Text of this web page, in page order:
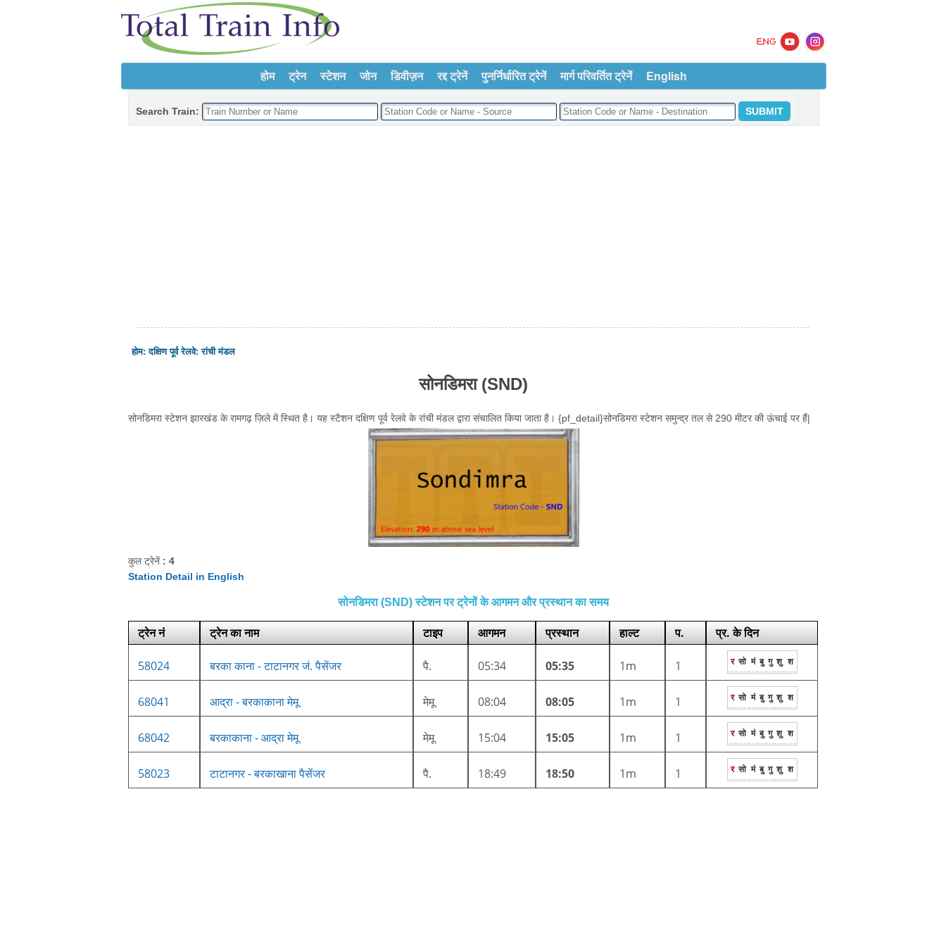
होम ट्रेन स्टेशन जोन डिवीज़न रद्द ट्रेनें पुनर्निर्धारित ट्रेनें मार्ग परिवर्तित ट्रेनें English
Search Train:
होम:दक्षिण पूर्व रेलवे:रांची मंडल
सोनडिमरा (SND)
सोनडिमरा स्टेशन झारखंड के रामगढ़ ज़िले में स्थित है। यह स्टैशन दक्षिण पूर्व रेलवे के रांची मंडल द्वारा संचालित किया जाता है। {pf_detail}सोनडिमरा स्टेशन समुन्द्र तल से 290 मीटर की ऊंचाई पर हैं|
कुल ट्रेनें : 4
Station Detail in English
सोनडिमरा (SND) स्टेशन पर ट्रेनों के आगमन और प्रस्थान का समय
ट्रेन नं ट्रेन का नाम टाइप आगमन प्रस्थान हाल्ट प. प्र. के दिन
58024 बरका काना - टाटानगर जं. पैसेंजर पै. 05:34 05:35 1m 1 र सो मं बु गु शु श
68041 आद्रा - बरकाकाना मेमू मेमू 08:04 08:05 1m 1 र सो मं बु गु शु श
68042 बरकाकाना - आद्रा मेमू मेमू 15:04 15:05 1m 1 र सो मं बु गु शु श
58023 टाटानगर - बरकाखाना पैसेंजर पै. 18:49 18:50 1m 1 र सो मं बु गु शु श